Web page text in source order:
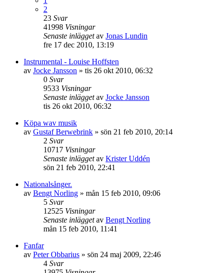
2
23 Svar
41998 Visningar
Senaste inläggetav Jonas Lundin
fre 17 dec 2010, 13:19
Instrumental - Louise Hoffsten
av Jocke Jansson » tis 26 okt 2010, 06:32
0 Svar
9533 Visningar
Senaste inläggetav Jocke Jansson
tis 26 okt 2010, 06:32
Köpa wav musik
av Gustaf Berwebrink » sön 21 feb 2010, 20:14
2 Svar
10717 Visningar
Senaste inläggetav Krister Uddén
sön 21 feb 2010, 22:41
Nationalsånger.
av Bengt Norling » mån 15 feb 2010, 09:06
5 Svar
12525 Visningar
Senaste inläggetav Bengt Norling
mån 15 feb 2010, 11:41
Fanfar
av Peter Obbarius » sön 24 maj 2009, 22:46
4 Svar